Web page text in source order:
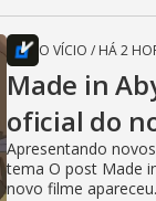
O VÍCIO / HÁ 2
Made in
oficial do
Apresentando
tema O post Made
novo filme